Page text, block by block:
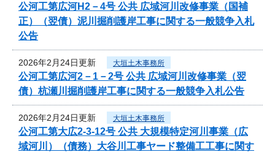
公河工第広河H2－4号 公共 広域河川改修事業（国補
正）（翌債）泥川掘削護岸工事に関する一般競争入札
公告
2026年2月24日更新 大垣土木事務所
公河工第広河2－1－2号 公共 広域河川改修事業（翌
債）杭瀬川掘削護岸工事に関する一般競争入札公告
2026年2月24日更新 大垣土木事務所
公河工第大広2-3-12号 公共 大規模特定河川事業（広
域河川）（債務）大谷川工事ヤード整備工工事に関す